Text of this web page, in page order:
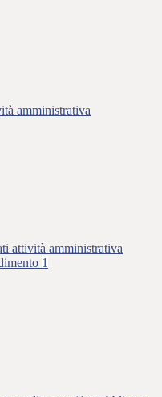
amministrativa
attività amministrativa
1